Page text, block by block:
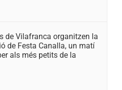
de Vilafranca organitzen la
de Festa Canalla, un matí
als més petits de la